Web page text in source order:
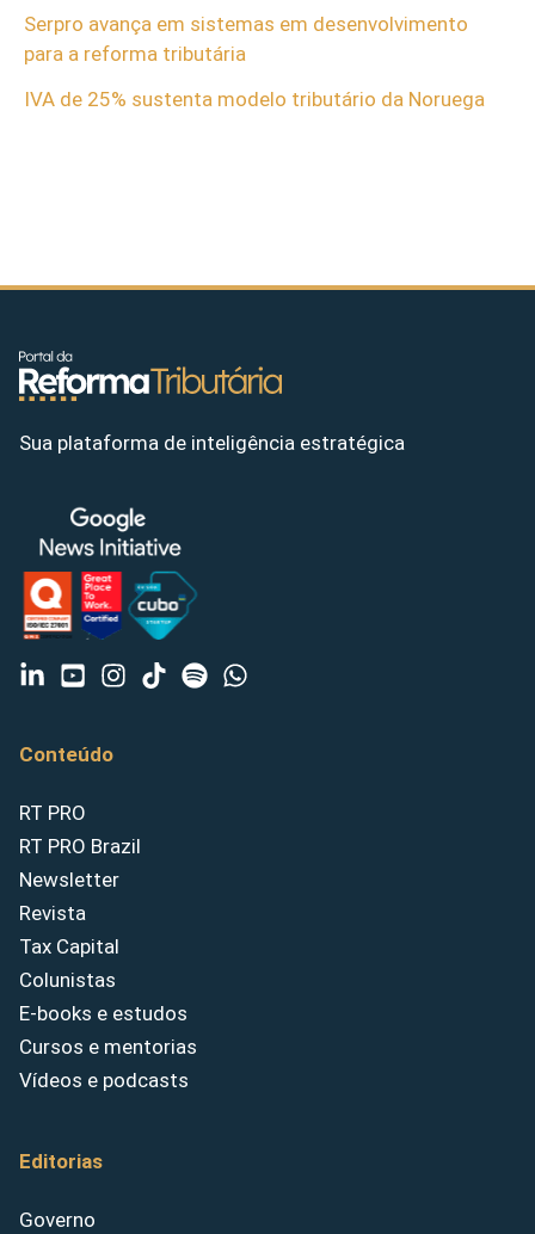
Serpro avança em sistemas em desenvolvimento
para a reforma tributária
IVA de 25% sustenta modelo tributário da Noruega
Sua plataforma de inteligência estratégica
Conteúdo
RT PRO
RT PRO Brazil
Newsletter
Revista
Tax Capital
Colunistas
E-books e estudos
Cursos e mentorias
Vídeos e podcasts
Editorias
Governo